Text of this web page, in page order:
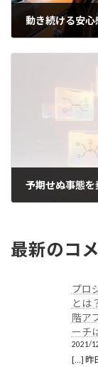
最新のコ
プロ
とは？
階ア
ーチ
2021/
[…] 昨